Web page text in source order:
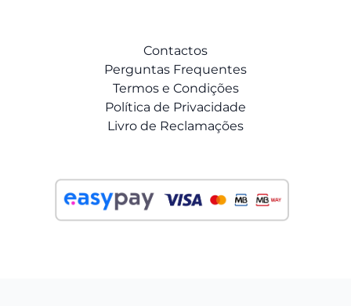
Contactos
Perguntas Frequentes
Termos e Condições
Política de Privacidade
Livro de Reclamações